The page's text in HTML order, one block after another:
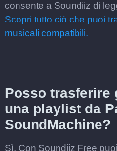
consente a Soundiiz di
Scopri tutto ciò che puoi
musicali compatibili.
Posso trasferire
una playlist da
SoundMachine?
Sì. Con Soundiiz Free